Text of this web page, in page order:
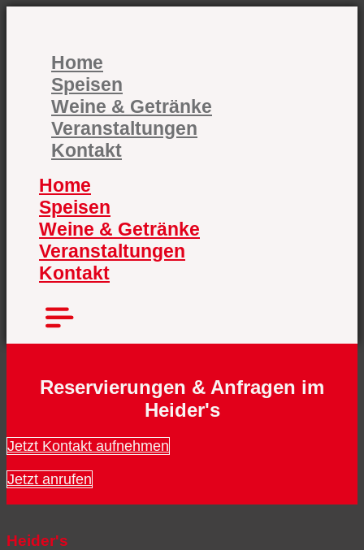
Home
Speisen
Weine & Getränke
Veranstaltungen
Kontakt
Home
Speisen
Weine & Getränke
Veranstaltungen
Kontakt
Reservierungen & Anfragen im
Heider's
Jetzt Kontakt aufnehmen
Jetzt anrufen
Heider's